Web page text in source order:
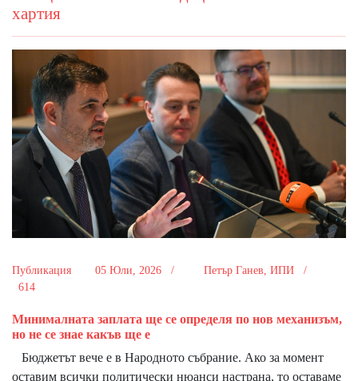
хартия
Публикация 05 Юли, 2026 /
Петър Ганев, ИПИ /
614
Минималната заплата ще се определя по нов механизъм,
но не се знае какъв ще е
Бюджетът вече е в Народното събрание. Ако за момент
оставим всички политически нюанси настрана, то оставаме